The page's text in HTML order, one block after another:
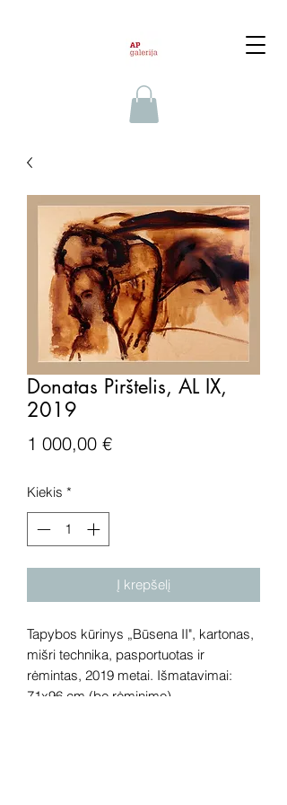
Donatas Pirštelis, AL IX,
2019
1 000,00 €Price
Kiekis *
Į krepšelį
Tapybos kūrinys „Būsena II", kartonas,
mišri technika, pasportuotas ir
rėmintas, 2019 metai. Išmatavimai:
71x96 cm (be rėminimo).